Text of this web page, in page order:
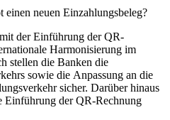
einen neuen Einzahlungsbeleg?
der Einführung der QR-
Harmonisierung im
stellen die Banken die
sowie die Anpassung an die
sicher. Darüber hinaus
Einführung der QR-Rechnung